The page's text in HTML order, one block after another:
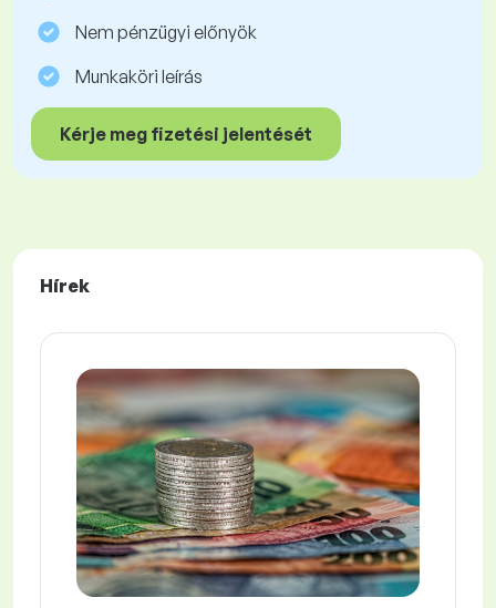
Nem pénzügyi előnyök
Munkaköri leírás
Kérje meg fizetési jelentését
Hírek